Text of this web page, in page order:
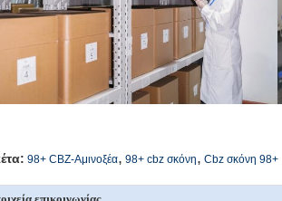
98+ CBZ-Αμινοξέα, 98+ cbz σκόνη, Cbz σκόνη 98+